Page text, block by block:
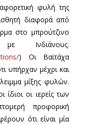
φυλή της
διαφορά από
στο μπρούτζινο
Ινδιάνους.
) Οι Βαϊτάχα
υπήρχαν μέχρι και
μίξης φυλών.
οι ιερείς των
προφορική
ότι είναι μία